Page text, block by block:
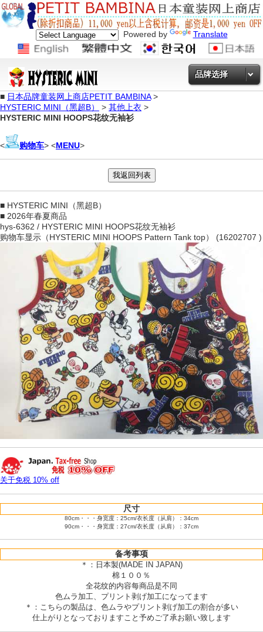
Powered by Translate
品牌选择
■ 日本品牌童装网上商店PETIT BAMBINA>
HYSTERIC MINI（黑超B）
> 其他上衣 >
HYSTERIC MINI HOOPS花纹无袖衫
< 购物车> <MENU>
■ HYSTERIC MINI（黑超B）
■ 2026年春夏商品
hys-6362 / HYSTERIC MINI HOOPS花纹无袖衫
购物车显示（HYSTERIC MINI HOOPS Pattern Tank top） (16202707 )
关于免税 10% off
尺寸
80cm・・・身宽度：25cm/衣长度（从肩）：34cm
90cm・・・身宽度：27cm/衣长度（从肩）：37cm
备考事项
＊：日本製(MADE IN JAPAN)
棉１００％
全花纹的内容每商品是不同
色ムラ加工、プリント剥げ加工になってます
＊：こちらの製品は、色ムラやプリント剥げ加工の割合が多い
仕上がりとなっておりますこと予めご了承お願い致します